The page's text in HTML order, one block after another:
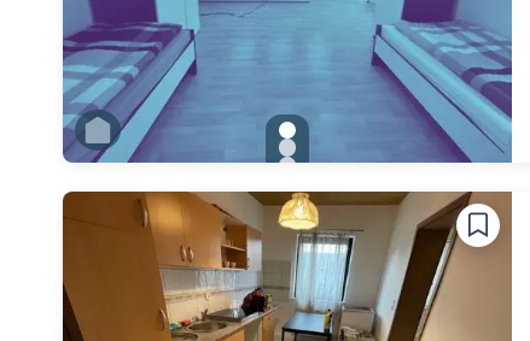
gallery.slide_selector
Zu Slide 1 wechseln
Zu Slide 2 wechseln
Zu Slide 4 wechseln
Zu Slide 5 wechseln
Zu Slide 6 wechseln